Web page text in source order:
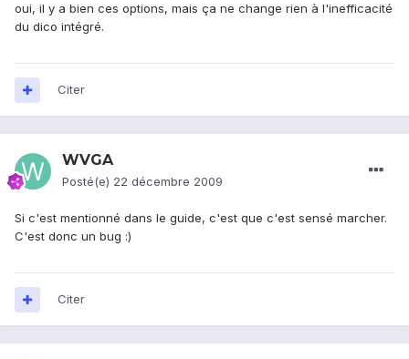
oui, il y a bien ces options, mais ça ne change rien à l'inefficacité
du dico intégré.
Citer
WVGA
Posté(e) 22 décembre 2009
Si c'est mentionné dans le guide, c'est que c'est sensé marcher.
C'est donc un bug :)
Citer